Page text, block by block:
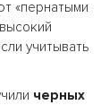
«пернатыми
учитывать
черных